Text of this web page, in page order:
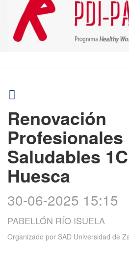
Renovación
Profesionales
Saludables
Huesca
30-06-2025 15:15
PABELLÓN RÍO ISUELA
Organizado por SAD Universidad de